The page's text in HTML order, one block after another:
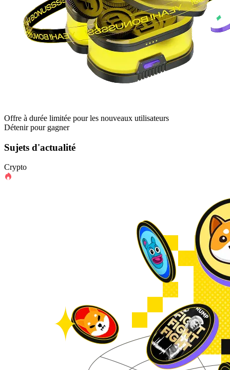
Offre à durée limitée pour les nouveaux utilisateurs
Détenir pour gagner
Sujets d'actualité
Crypto